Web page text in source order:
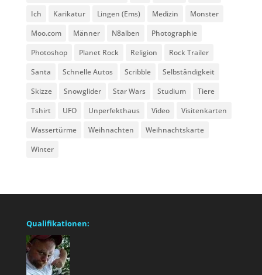
Ich
Karikatur Lingen (Ems) Medizin
Monster
Moo.com
Männer N8alben
Photographie
Photoshop
Planet Rock Religion
Rock Trailer
Santa
Schnelle Autos Scribble
Selbständigkeit
Skizze
Snowglider Star Wars Studium
Tiere
Tshirt
UFO Unperfekthaus Video
Visitenkarten
Wassertürme
Weihnachten
Weihnachtskarte
Winter
Qualifikationen: